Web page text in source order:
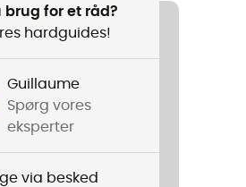
/ Rejse / Det daglige liv
brug for et råd?
hardguides!
Guillaume
Spørg vores
eksperter
via besked